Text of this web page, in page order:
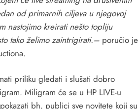
od primarnih ciljeva u njegovoj
nastojimo kreirati nešto topliju
tako želimo zaintrigirati.– poručio je
priliku gledati i slušati dobro
Miligram će se u HP LIVE-u
bh. publici sve novitete koji su